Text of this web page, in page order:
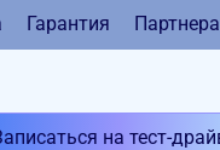
Гарантия
на тест-